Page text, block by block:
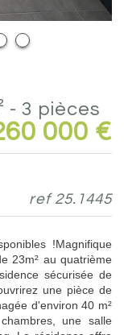
000 €
ref 25.1445
!Magnifique
23m² au quatrième
sécurisée de
une pièce de
d'environ 40 m²
une salle